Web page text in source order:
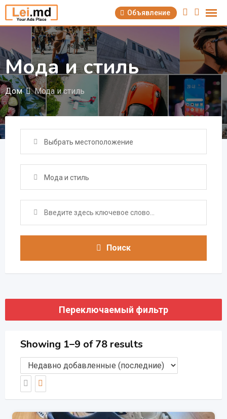
Перейти
содержимому
Объявление
Мода и стиль
Дом Мода и стиль
Выбрать местоположение
Мода и стиль
Поиск
Переключаемый фильтр
Showing 1–9 of 78 results